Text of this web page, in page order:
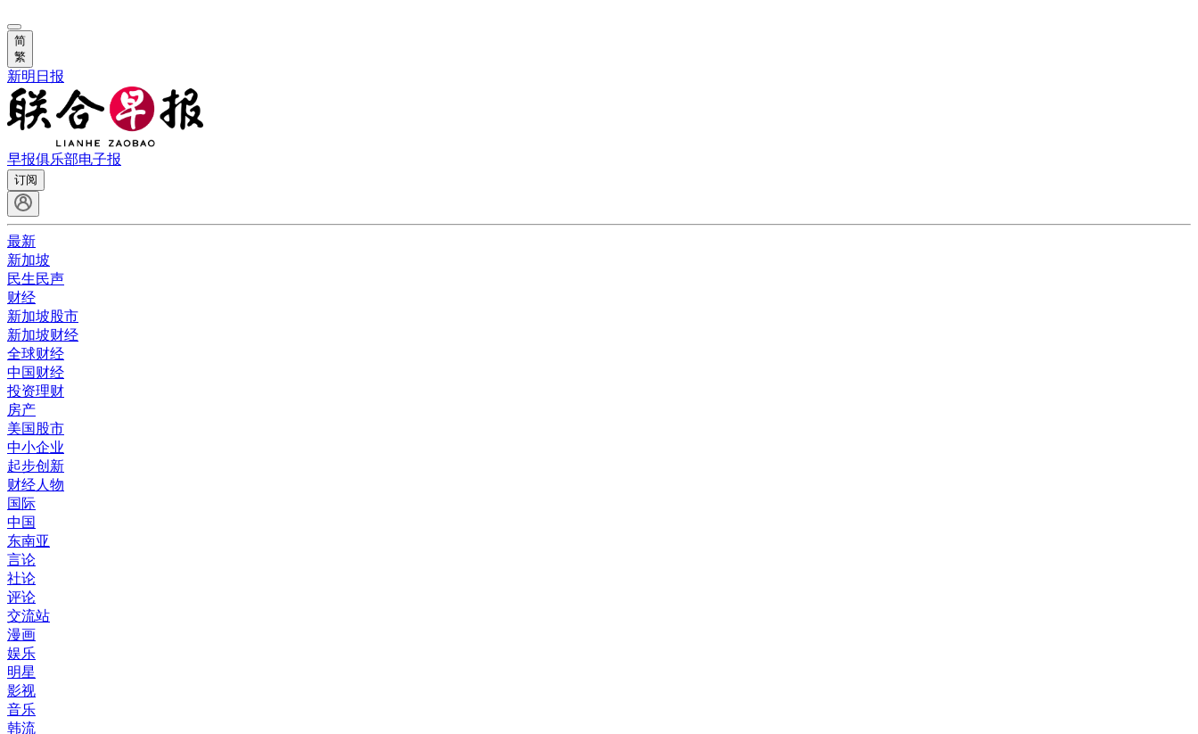
简
繁
新明日报
早报俱乐部电子报
订阅
最新
新加坡
民生民声
财经
新加坡股市
新加坡财经
全球财经
中国财经
投资理财
房产
美国股市
中小企业
起步创新
财经人物
国际
中国
东南亚
言论
社论
评论
交流站
漫画
娱乐
明星
影视
音乐
韩流